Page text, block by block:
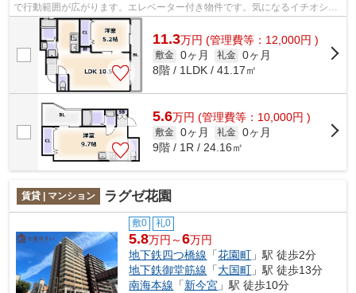
で行動範囲が広がります。エレベーター付き物件です。気になるイチオシ物
件情報：「エルミタージュ難波南Ⅱ」。...
11.3万円 (管理費等：12,000円 )
敷金 0ヶ月 礼金 0ヶ月
8階 / 1LDK / 41.17㎡
5.6万円 (管理費等：10,000円 )
敷金 0ヶ月 礼金 0ヶ月
9階 / 1R / 24.16㎡
賃貸 | マンション ラグゼ花園
敷0 礼0
5.8万円～6万円
地下鉄四つ橋線 「花園町 」駅 徒歩2分
地下鉄御堂筋線 「大国町 」駅 徒歩13分
南海本線 「新今宮 」駅 徒歩10分